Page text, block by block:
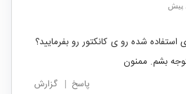
استفاده شده رو ی کانکتور رو بفرمایید؟
بشم. ممنون
پاسخ | گزارش